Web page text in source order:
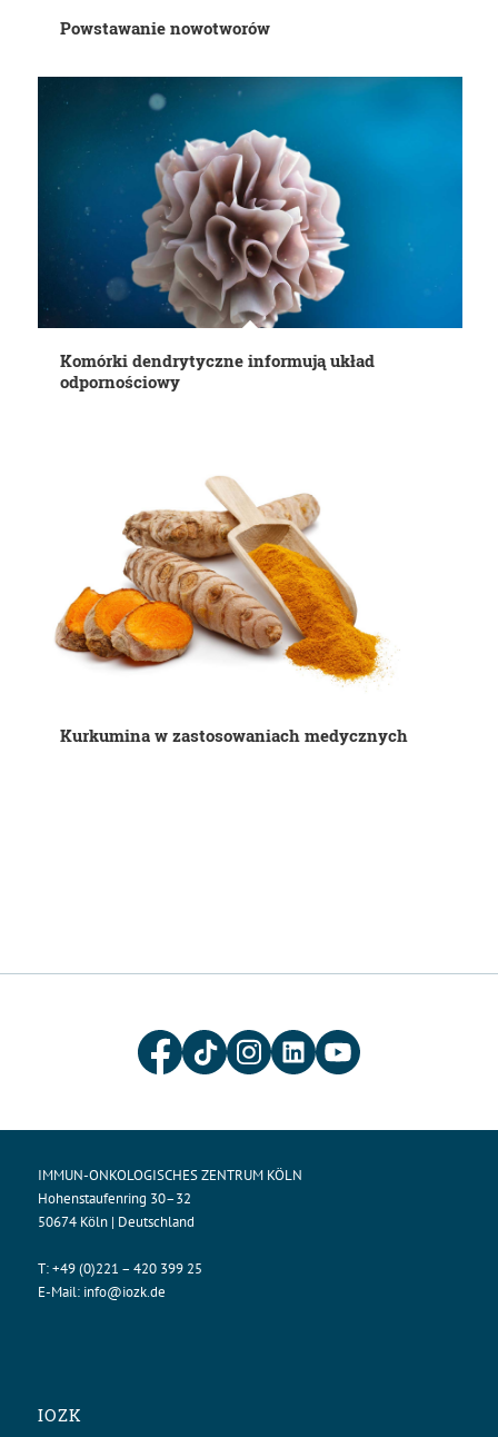
Powstawanie nowotworów
Komórki dendrytyczne informują układ
odpornościowy
Kurkumina w zastosowaniach medycznych
IMMUN-ONKOLOGISCHES ZENTRUM KÖLN
Hohenstaufenring 30–32
50674 Köln | Deutschland
T:+49 (0)221 – 420 399 25
E-Mail: info@iozk.de
IOZK